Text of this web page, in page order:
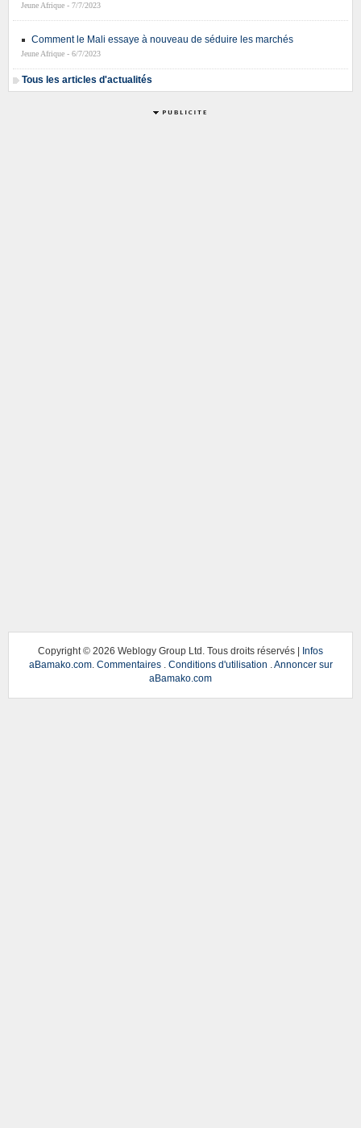
Jeune Afrique - 7/7/2023
Comment le Mali essaye à nouveau de séduire les marchés
Jeune Afrique - 6/7/2023
Tous les articles d'actualités
Copyright © 2026 Weblogy Group Ltd. Tous droits réservés |
Infos
aBamako.com. Commentaires. Conditions d'utilisation .Annoncer sur
aBamako.com